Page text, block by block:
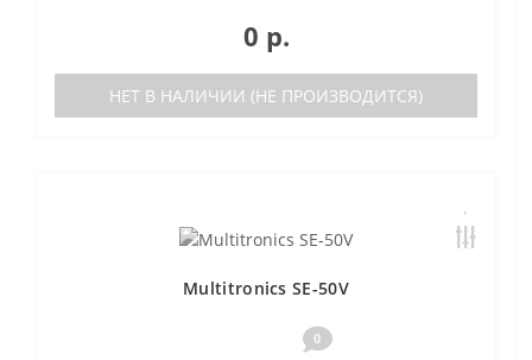
0 р.
НЕТ В НАЛИЧИИ (НЕ ПРОИЗВОДИТСЯ)
Multitronics SE-50V
0